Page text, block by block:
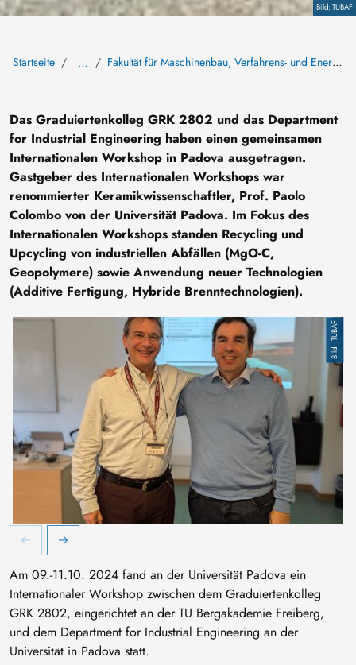
Copyright
TUBAF
Startseite … Fakultät für Maschinenbau, Verfahrens- und Energietechnik
Das Graduiertenkolleg GRK 2802 und das Department
for Industrial Engineering haben einen gemeinsamen
Internationalen Workshop in Padova ausgetragen.
Gastgeber des Internationalen Workshops war
renommierter Keramikwissenschaftler, Prof. Paolo
Colombo von der Universität Padova. Im Fokus des
Internationalen Workshops standen Recycling und
Upcycling von industriellen Abfällen (MgO-C,
Geopolymere) sowie Anwendung neuer Technologien
(Additive Fertigung, Hybride Brenntechnologien).
Profesor Colombo und Professor Aneziris beim Joint
TUBAF
Am 09.-11.10. 2024 fand an der Universität Padova ein
Internationaler Workshop zwischen dem Graduiertenkolleg
GRK 2802, eingerichtet an der TU Bergakademie Freiberg,
und dem Department for Industrial Engineering an der
Universität in Padova statt.